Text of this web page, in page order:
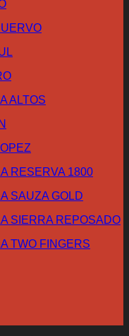
ALTOS
RESERVA 1800
SAUZA GOLD
SIERRA REPOSADO
TWO FINGERS